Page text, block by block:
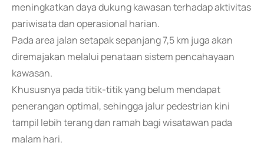
meningkatkan daya dukung kawasan terhadap aktivitas
pariwisata dan operasional harian.
Pada area jalan setapak sepanjang 7,5 km juga akan
diremajakan melalui penataan sistem pencahayaan
kawasan.
Khususnya pada titik-titik yang belum mendapat
penerangan optimal, sehingga jalur pedestrian kini
tampil lebih terang dan ramah bagi wisatawan pada
malam hari.